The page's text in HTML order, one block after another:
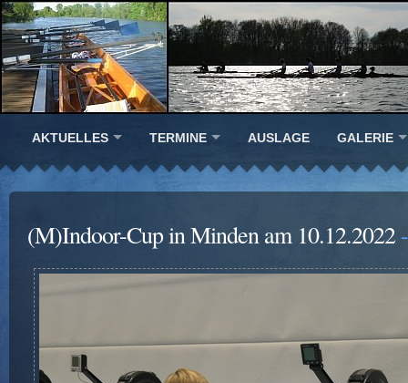
AKTUELLES TERMINE AUSLAGE GALERIE
(M)Indoor-Cup in Minden am 10.12.2022-